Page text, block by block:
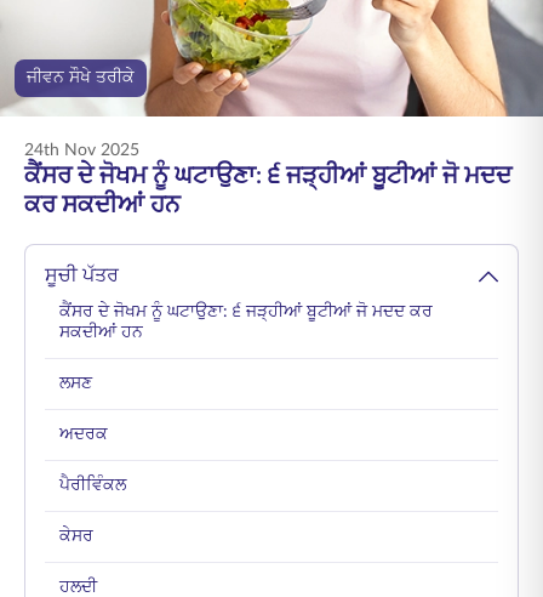
ਆਨਲਾਈਨ ਖਰੀਦੋ ਪ੍ਰੀਮੀਅਮ ਭਰੋ
ਜੀਵਨ ਸੌਖੇ ਤਰੀਕੇ
24th Nov 2025
ਕੈਂਸਰ ਦੇ ਜੋਖਮ ਨੂੰ ਘਟਾਉਣਾ: ੬ ਜੜ੍ਹੀਆਂ ਬੂਟੀਆਂ ਜੋ ਮਦਦ
ਕਰ ਸਕਦੀਆਂ ਹਨ
ਸੂਚੀ ਪੱਤਰ
ਕੈਂਸਰ ਦੇ ਜੋਖਮ ਨੂੰ ਘਟਾਉਣਾ: ੬ ਜੜ੍ਹੀਆਂ ਬੂਟੀਆਂ ਜੋ ਮਦਦ ਕਰ
ਸਕਦੀਆਂ ਹਨ
ਲਸਣ
ਅਦਰਕ
ਪੈਰੀਵਿੰਕਲ
ਕੇਸਰ
ਹਲਦੀ